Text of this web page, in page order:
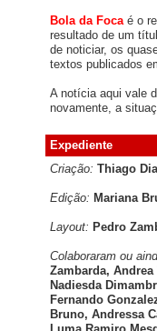
Bola da Focaé o
resultado de um
de noticiar, os
textos publicados
A notícia aqui vale
novamente, a
Expediente
Criação: Thiago
Edição: Mariana
Layout: Pedro
Colaboraram ou
Zambarda,
Nadiesda
Fernando
Bruno, Andressa